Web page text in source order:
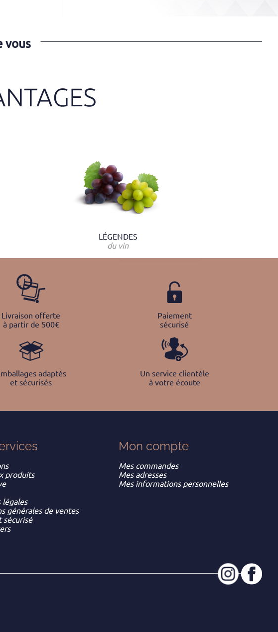
vous
LÉGENDES
du vin
Livraison offerte
à partir de 500€
Paiement
sécurisé
adaptés
et sécurisés
Un service clientèle
à votre écoute
produits
légales
générales de ventes
sécurisé
Mon compte
Mes commandes
Mes adresses
Mes informations personnelles